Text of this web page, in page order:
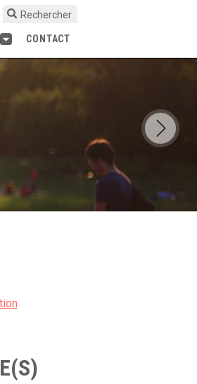
Rechercher
CONTACT